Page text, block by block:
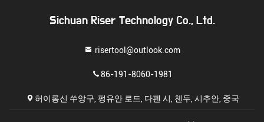
Sichuan Riser Technology Co., Ltd.
risertool@outlook.com
86-191-8060-1981
허이롱신 쑤앙구, 펑유안 로드, 다펜 시, 첸두, 시추안, 중국